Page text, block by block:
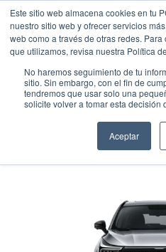
Este sitio web almacena cookies en tu
nuestro sitio web y ofrecer servicios
web como a través de otras redes.
que utilizamos, revisa nuestra Política
No haremos seguimiento de tu
sitio. Sin embargo, con el fin de
tendremos que usar solo una
solicite volver a tomar esta decisión
Aceptar
BESTUNE T55
Gasolina